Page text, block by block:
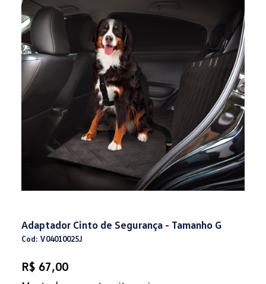
Adaptador Cinto de Segurança - Tamanho G
Cod: V04010025J
R$ 67,00